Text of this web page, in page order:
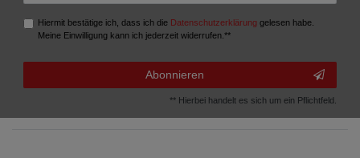
Hiermit bestätige ich, dass ich die Daten­schutz­erklärung gelesen habe.
Meine Einwilligung kann ich jederzeit widerrufen.**
Abonnieren
** Hierbei handelt es sich um ein Pflichtfeld.